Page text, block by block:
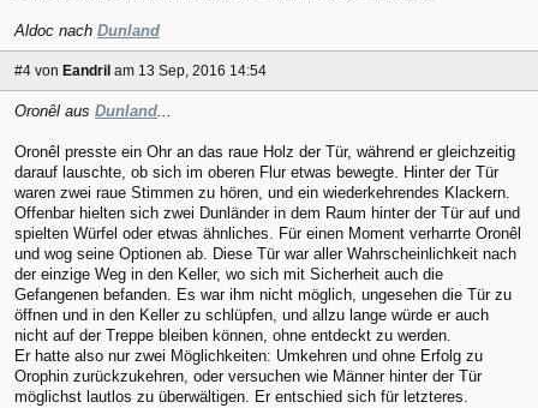
Aldoc nach Dunland
#4 von Eandril am 13 Sep, 2016 14:54
Oronêl aus Dunland...
Oronêl presste ein Ohr an das raue Holz der Tür, während er gleichzeitig
darauf lauschte, ob sich im oberen Flur etwas bewegte. Hinter der Tür
waren zwei raue Stimmen zu hören, und ein wiederkehrendes Klackern.
Offenbar hielten sich zwei Dunländer in dem Raum hinter der Tür auf und
spielten Würfel oder etwas ähnliches. Für einen Moment verharrte Oronêl
und wog seine Optionen ab. Diese Tür war aller Wahrscheinlichkeit nach
der einzige Weg in den Keller, wo sich mit Sicherheit auch die
Gefangenen befanden. Es war ihm nicht möglich, ungesehen die Tür zu
öffnen und in den Keller zu schlüpfen, und allzu lange würde er auch
nicht auf der Treppe bleiben können, ohne entdeckt zu werden.
Er hatte also nur zwei Möglichkeiten: Umkehren und ohne Erfolg zu
Orophin zurückzukehren, oder versuchen wie Männer hinter der Tür
möglichst lautlos zu überwältigen. Er entschied sich für letzteres.